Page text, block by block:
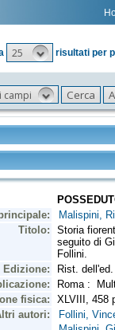
25 risultati per
campi